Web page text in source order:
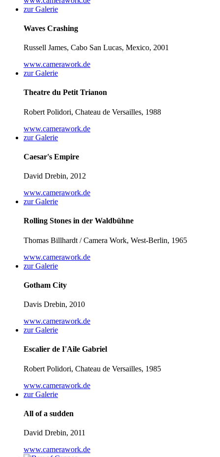
zur Galerie
Waves Crashing
Russell James, Cabo San Lucas, Mexico, 2001
www.camerawork.de
zur Galerie
Theatre du Petit Trianon
Robert Polidori, Chateau de Versailles, 1988
www.camerawork.de
zur Galerie
Caesar's Empire
David Drebin, 2012
www.camerawork.de
zur Galerie
Rolling Stones in der Waldbühne
Thomas Billhardt / Camera Work, West-Berlin, 1965
www.camerawork.de
zur Galerie
Gotham City
Davis Drebin, 2010
www.camerawork.de
zur Galerie
Escalier de I'Aile Gabriel
Robert Polidori, Chateau de Versailles, 1985
www.camerawork.de
zur Galerie
All of a sudden
David Drebin, 2011
www.camerawork.de